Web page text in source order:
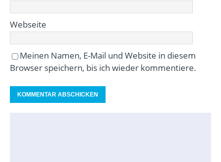
Webseite
Meinen Namen, E-Mail und Website in diesem
Browser speichern, bis ich wieder kommentiere.